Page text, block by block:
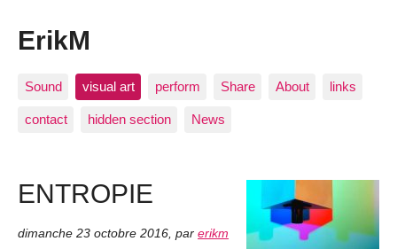
ErikM
Sound visual art perform Share About links
contact hidden section News
ENTROPIE
dimanche 23 octobre 2016 par erikm